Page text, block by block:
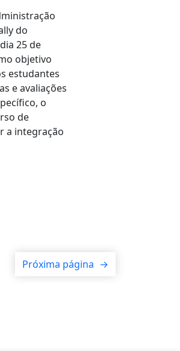
do
25 de
objetivo
estudantes
e avaliações
o
de
a integração
Próxima página →